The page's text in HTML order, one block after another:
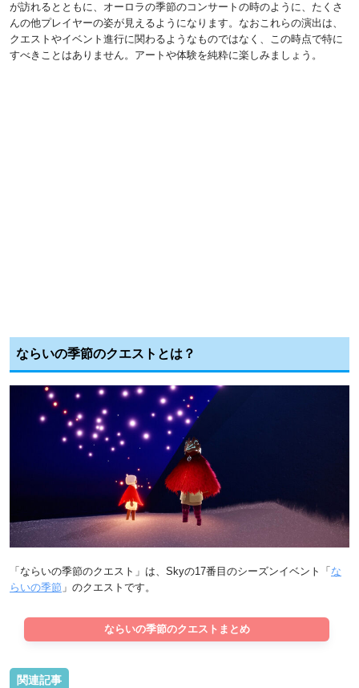
が訪れるとともに、オーロラの季節のコンサートの時のように、たくさ
んの他プレイヤーの姿が見えるようになります。なおこれらの演出は、
クエストやイベント進行に関わるようなものではなく、この時点で特に
すべきことはありません。アートや体験を純粋に楽しみましょう。
ならいの季節のクエストとは？
「ならいの季節のクエスト」は、Skyの17番目のシーズンイベント「 な
らいの季節 」のクエストです。
ならいの季節のクエストまとめ
関連記事